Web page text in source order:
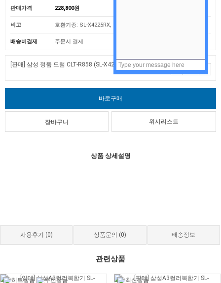
판매가격 228,800원
비고 호환기종: SL-X4225RX, SL-X4255LX, SL-X4305LX
배송비결제 주문시 결제
[판매] 삼성 정품 드럼 CLT-R858 (SL-X4225RX) (+0원)
위시리스트
상품 상세설명
사용후기 (0) 상품문의 (0) 배송정보
관련상품